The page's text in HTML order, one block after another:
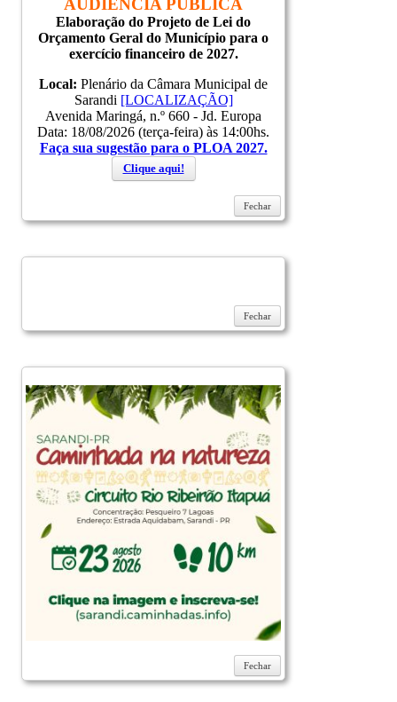
Elaboração do Projeto de Lei do
Orçamento Geral do Município para o
exercício financeiro de 2027.
Local: Plenário da Câmara Municipal de
Sarandi [LOCALIZAÇÃO]
Avenida Maringá, n.º 660 - Jd. Europa
Data: 18/08/2026 (terça-feira) às 14:00hs.
Faça sua sugestão para o PLOA 2027.
Clique aqui!
Fechar
Fechar
Fechar